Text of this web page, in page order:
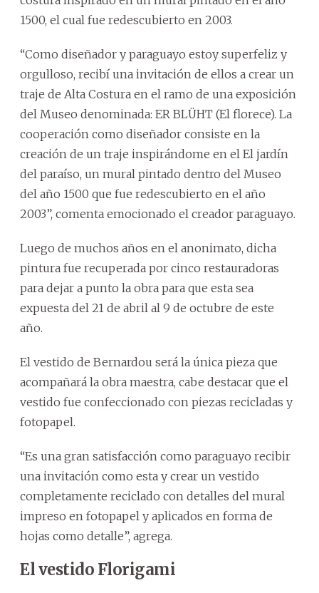
1500, el cual fue redescubierto en 2003.
“Como diseñador y paraguayo estoy superfeliz y
orgulloso, recibí una invitación de ellos a crear un
traje de Alta Costura en el ramo de una exposición
del Museo denominada: ER BLÜHT (El florece). La
cooperación como diseñador consiste en la
creación de un traje inspirándome en el El jardín
del paraíso, un mural pintado dentro del Museo
del año 1500 que fue redescubierto en el año
2003”, comenta emocionado el creador paraguayo.
Luego de muchos años en el anonimato, dicha
pintura fue recuperada por cinco restauradoras
para dejar a punto la obra para que esta sea
expuesta del 21 de abril al 9 de octubre de este
año.
El vestido de Bernardou será la única pieza que
acompañará la obra maestra, cabe destacar que el
vestido fue confeccionado con piezas recicladas y
fotopapel.
“Es una gran satisfacción como paraguayo recibir
una invitación como esta y crear un vestido
completamente reciclado con detalles del mural
impreso en fotopapel y aplicados en forma de
hojas como detalle”, agrega.
El vestido Florigami